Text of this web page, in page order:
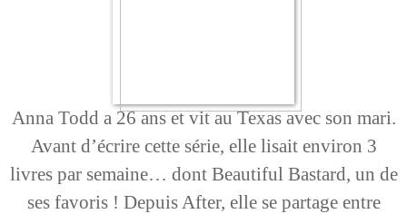
Anna Todd a 26 ans et vit au Texas avec son mari.
Avant d’écrire cette série, elle lisait environ 3
livres par semaine… dont Beautiful Bastard, un de
ses favoris ! Depuis After, elle se partage entre